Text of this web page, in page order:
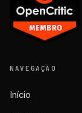
NAVEGAÇÃO
Início